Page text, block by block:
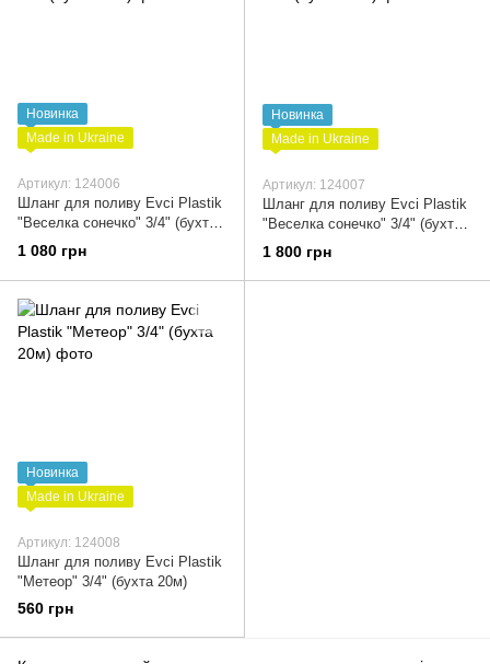
Новинка
Made in Ukraine
Артикул: 124006
Шланг для поливу Evci Plastik
"Веселка сонечко" 3/4" (бухта
30м)
1 080 грн
Новинка
Made in Ukraine
Артикул: 124007
Шланг для поливу Evci Plastik
"Веселка сонечко" 3/4" (бухта
50м)
1 800 грн
Новинка
Made in Ukraine
Артикул: 124008
Шланг для поливу Evci Plastik
"Метеор" 3/4" (бухта 20м)
560 грн